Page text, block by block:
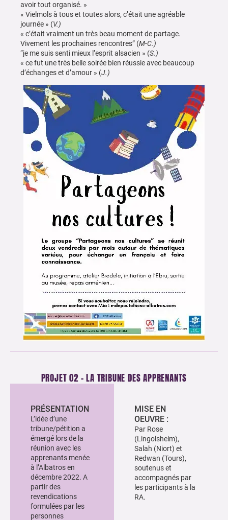
avoir tout organisé. »
« Vielmols à tous et toutes alors, c’était une agréable
journée » (V.)
« c’était vraiment un très beau moment de partage.
Vivement les prochaines rencontres” (M-C.)
“je me suis senti mieux l’esprit alsacien » (S.)
« ce fut une très belle soirée bien réussie avec beaucoup
d’échanges et d’amour » (J.)
PROJET 02 - LA TRIBUNE DES APPRENANTS
PRÉSENTATION
L’idée d’une
tribune/pétition a
émergé lors de la
réunion avec les
apprenants menée
à l’Albatros en
décembre 2022. A
partir des
revendications
formulées par les
personnes
MISE EN
OEUVRE :
Par Rose
(Lingolsheim),
Salah (Niort) et
Redwan (Tours),
soutenus et
accompagnés par
les participants à la
RA.